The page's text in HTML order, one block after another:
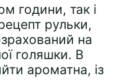
години, так і
рульки,
на
голяшки. В
ароматна, із